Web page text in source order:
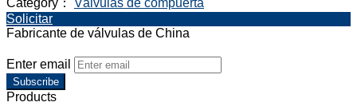
Category： Válvulas de compuerta
Solicitar
Fabricante de válvulas de China
Enter email
Subscribe
Products